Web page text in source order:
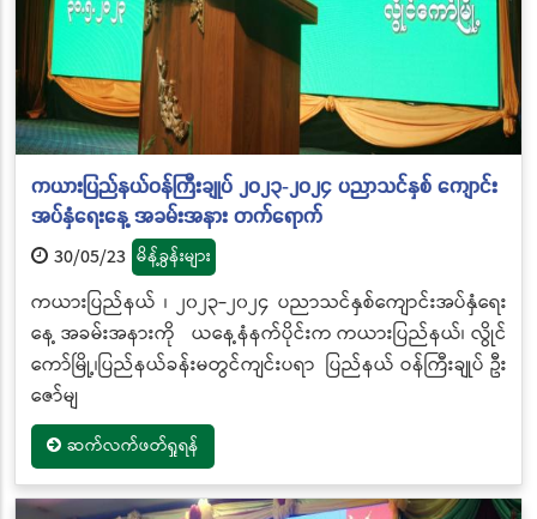
ကယားပြည်နယ်ဝန်ကြီးချုပ် ၂၀၂၃-၂၀၂၄ ပညာသင်နှစ် ကျောင်း
အပ်နှံရေးနေ့ အခမ်းအနား တက်ရောက်
30/05/23 မိန့်ခွန်းများ
ကယားပြည်နယ် ၊ ၂၀၂၃-၂၀၂၄ ပညာသင်နှစ်ကျောင်းအပ်နှံရေး
နေ့ အခမ်းအနားကို ယနေ့နံနက်ပိုင်းက ကယားပြည်နယ်၊ လွိုင်
ကော်မြို့၊ပြည်နယ်ခန်းမတွင်ကျင်းပရာ ပြည်နယ် ဝန်ကြီးချုပ် ဦး
ဇော်မျ
ဆက်လက်ဖတ်ရှုရန်